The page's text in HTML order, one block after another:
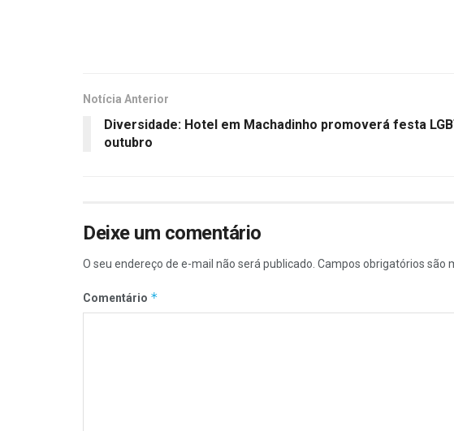
Notícia Anterior
Diversidade: Hotel em Machadinho promoverá festa
outubro
Deixe um comentário
O seu endereço de e-mail não será publicado. Campos obrigatórios são
Comentário *